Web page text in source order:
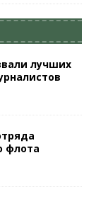
лучших
флота